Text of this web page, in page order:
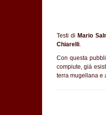
Testi di Mario
Chiarelli.
Con questa
compiute, già
terra mugellana e